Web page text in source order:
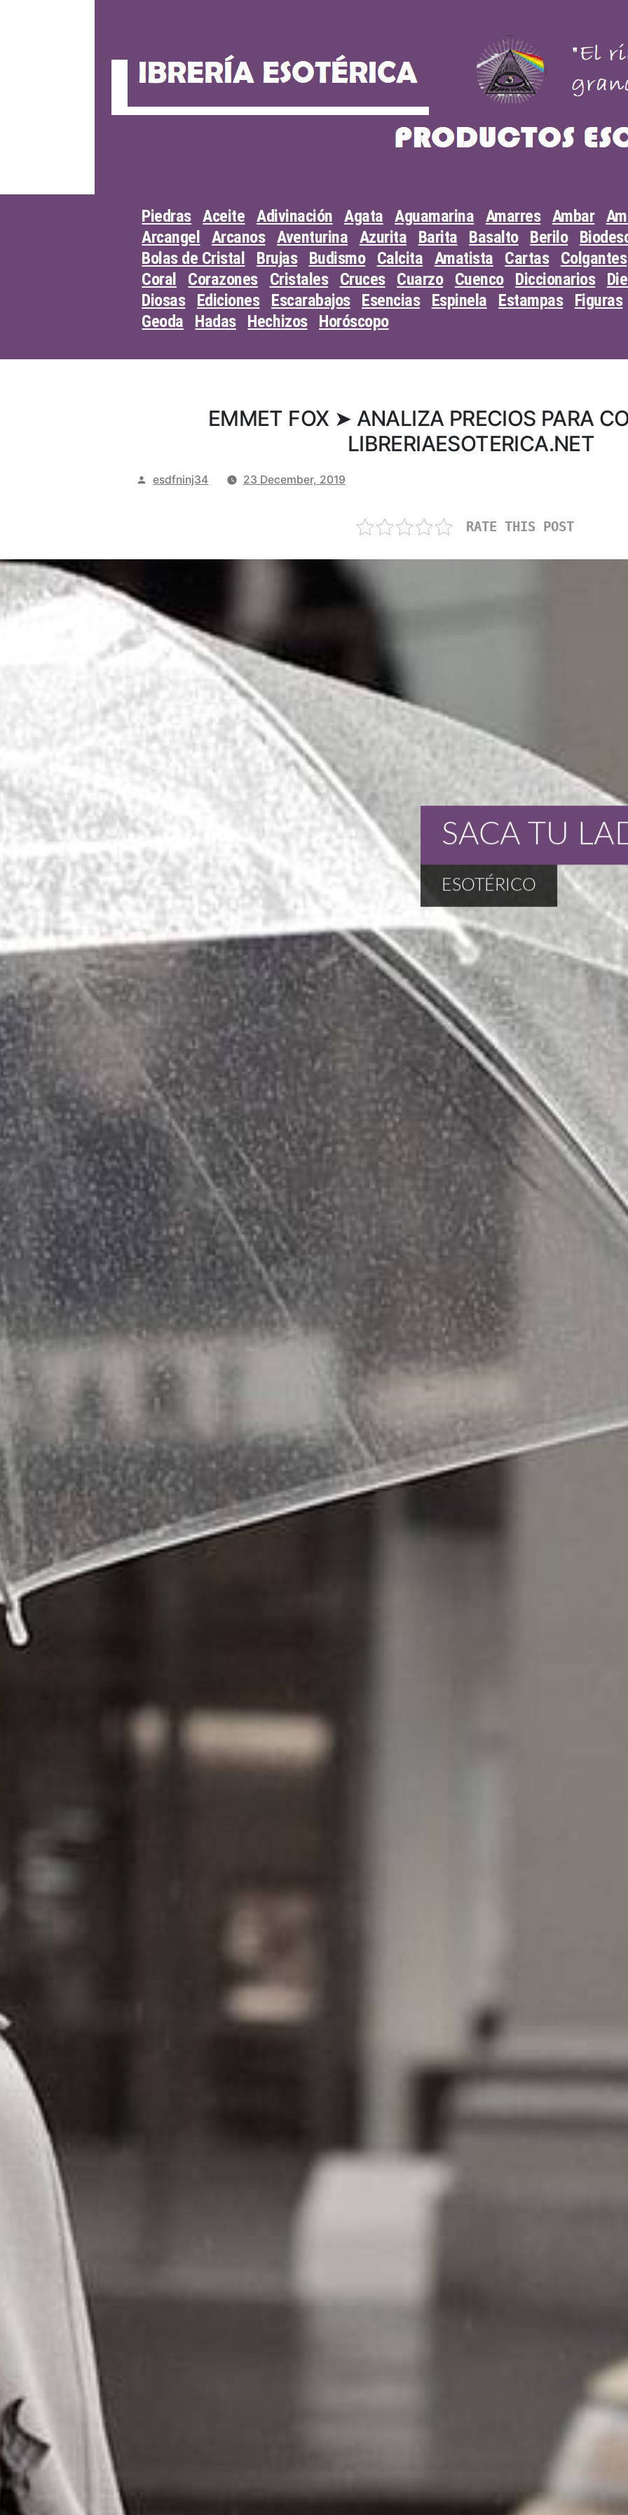
Piedras Aceite Adivinación Agata Aguamarina Amarres Ambar
Arcangel
Arcanos Aventurina Azurita Barita Basalto Berilo
Bolas de Cristal
Brujas Budismo Calcita Amatista Cartas
Colgantes
Coral
Corazones Cristales Cruces Cuarzo Cuenco Diccionarios
Diosas
Ediciones Escarabajos Esencias Espinela Estampas
Figuras
Geoda
Hadas Hechizos Horóscopo
EMMET FOX ➤ ANALIZA PRECIOS PARA
LIBRERIAESOTERICA.NET
Posted
esdfninj34 23 December, 2019
RATE THIS POST
ESOTÉRICO
SACA TU